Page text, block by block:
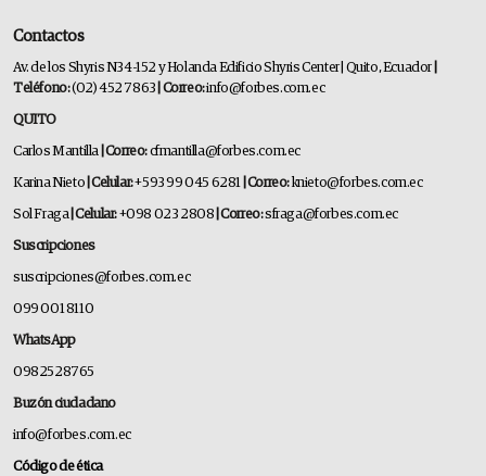
Contactos
Av. de los Shyris N34-152 y Holanda Edificio Shyris Center | Quito, Ecuador
Teléfono:(02) 452 7863 | Correo:info@forbes.com.ec
QUITO
Carlos Mantilla | Correo:cfmantilla@forbes.com.ec
Karina Nieto | Celular:+593 99 045 6281 | Correo:knieto@forbes.com.ec
Sol Fraga| Celular:+098 023 2808 | Correo:sfraga@forbes.com.ec
Suscripciones
suscripciones@forbes.com.ec
099 001 8110
WhatsApp
0982528765
Buzón ciudadano
info@forbes.com.ec
Código de ética